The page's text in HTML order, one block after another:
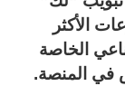
الأكثر
الخاصة
في المنصة.